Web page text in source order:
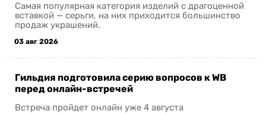
Самая популярная категория изделий с драгоценной
вставкой — серьги, на них приходится большинство
продаж украшений.
03 авг 2026
Гильдия подготовила серию вопросов к WB
перед онлайн-встречей
Встреча пройдет онлайн уже 4 августа